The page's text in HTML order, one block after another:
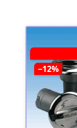
−12%